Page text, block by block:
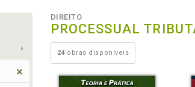
DIREITO
PROCESSUAL
24obras disponíveis